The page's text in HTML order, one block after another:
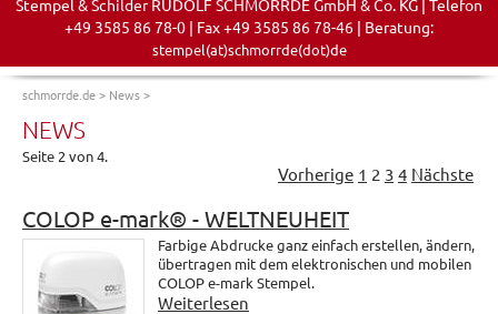
+49 3585 86 78-0 | Fax +49 3585 86 78-46 | Beratung:
stempel(at)schmorrde(dot)de
schmorrde.de> News>
NEWS
Seite 2 von 4.
Vorherige 1 2 3 4 Nächste
COLOP e-mark® - WELTNEUHEIT
Farbige Abdrucke ganz einfach erstellen, ändern,
übertragen mit dem elektronischen und mobilen
COLOP e-mark Stempel.
Weiterlesen